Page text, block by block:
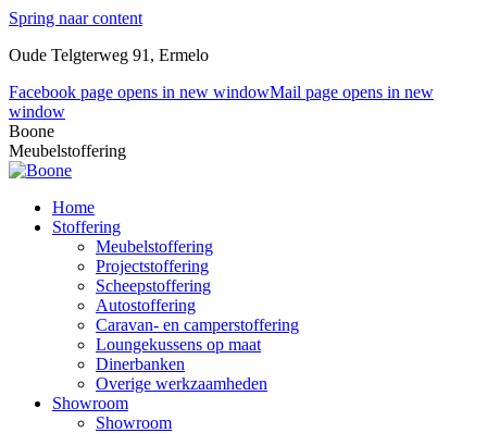
Spring naar content
Oude Telgterweg 91, Ermelo
Facebook page opens in new windowMail page opens in new
window
Boone
Meubelstoffering
Home
Stoffering
Meubelstoffering
Projectstoffering
Scheepstoffering
Autostoffering
Caravan- en camperstoffering
Loungekussens op maat
Dinerbanken
Overige werkzaamheden
Showroom
Showroom